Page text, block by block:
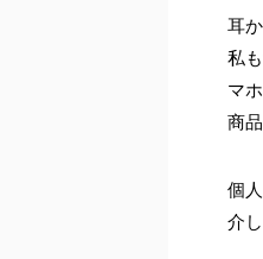
耳
私
マ
商
個
介し